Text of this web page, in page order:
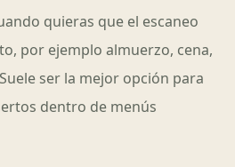
quieras que el escaneo
por ejemplo almuerzo, cena,
ser la mejor opción para
dentro de menús